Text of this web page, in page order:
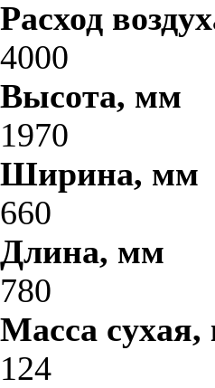
Расход
4000
Высота, мм
1970
Ширина, мм
660
Длина, мм
780
Масса сухая,
124